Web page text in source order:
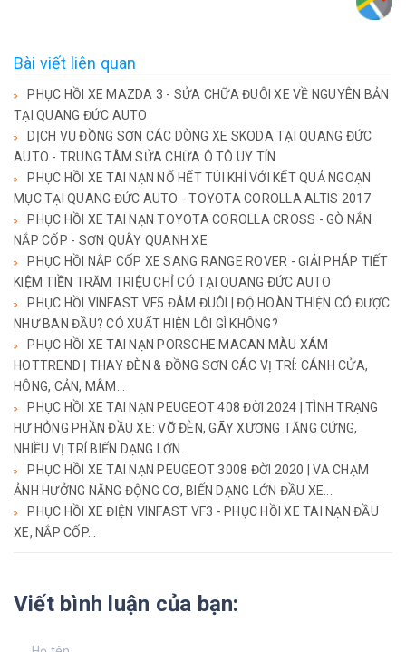
Bài viết liên quan
PHỤC HỒI XE MAZDA 3 - SỬA CHỮA ĐUÔI XE VỀ NGUYÊN BẢN
TẠI QUANG ĐỨC AUTO
DỊCH VỤ ĐỒNG SƠN CÁC DÒNG XE SKODA TẠI QUANG ĐỨC
AUTO - TRUNG TÂM SỬA CHỮA Ô TÔ UY TÍN
PHỤC HỒI XE TAI NẠN NỔ HẾT TÚI KHÍ VỚI KẾT QUẢ NGOẠN
MỤC TẠI QUANG ĐỨC AUTO - TOYOTA COROLLA ALTIS 2017
PHỤC HỒI XE TAI NẠN TOYOTA COROLLA CROSS - GÒ NẮN
NẮP CỐP - SƠN QUÂY QUANH XE
PHỤC HỒI NẮP CỐP XE SANG RANGE ROVER - GIẢI PHÁP TIẾT
KIỆM TIỀN TRĂM TRIỆU CHỈ CÓ TẠI QUANG ĐỨC AUTO
PHỤC HỒI VINFAST VF5 ĐÂM ĐUÔI | ĐỘ HOÀN THIỆN CÓ ĐƯỢC
NHƯ BAN ĐẦU? CÓ XUẤT HIỆN LỖI GÌ KHÔNG?
PHỤC HỒI XE TAI NẠN PORSCHE MACAN MÀU XÁM
HOTTREND | THAY ĐÈN & ĐỒNG SƠN CÁC VỊ TRÍ: CÁNH CỬA,
HÔNG, CẢN, MÂM...
PHỤC HỒI XE TAI NẠN PEUGEOT 408 ĐỜI 2024 | TÌNH TRẠNG
HƯ HỎNG PHẦN ĐẦU XE: VỠ ĐÈN, GÃY XƯƠNG TĂNG CỨNG,
NHIỀU VỊ TRÍ BIẾN DẠNG LỚN...
PHỤC HỒI XE TAI NẠN PEUGEOT 3008 ĐỜI 2020 | VA CHẠM
ẢNH HƯỞNG NẶNG ĐỘNG CƠ, BIẾN DẠNG LỚN ĐẦU XE...
PHỤC HỒI XE ĐIỆN VINFAST VF3 - PHỤC HỒI XE TAI NẠN ĐẦU
XE, NẮP CỐP...
Viết bình luận của bạn: